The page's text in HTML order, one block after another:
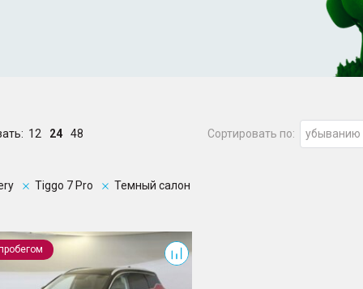
12 24 48 Сортировать по: убыванию
Tiggo 7 Pro Темный салон
Pro